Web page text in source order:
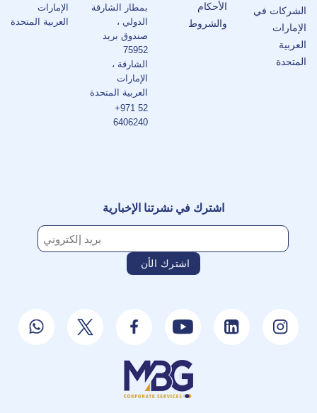
الشركات في
الإمارات
العربية
المتحدة
الأحكام
والشروط
بمطار الشارقة
الدولي ،
صندوق بريد
75952
الشارقة ،
الإمارات
العربية المتحدة
+971 52
6406240
الإمارات
العربية المتحدة
اشترك في نشرتنا الإخبارية